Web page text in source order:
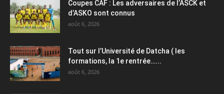
Coupes CAF : Les adversaires de l’ASCK et
d’ASKO sont connus
août 6, 2026
Tout sur l’Université de Datcha ( les
formations, la 1e rentrée…...
août 6, 2026